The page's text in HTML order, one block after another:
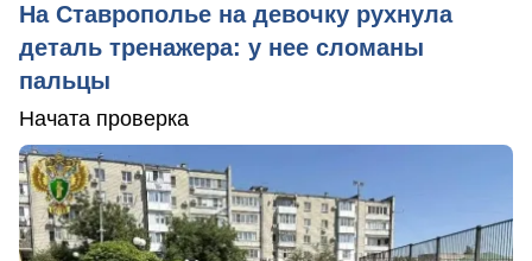
На Ставрополье на девочку рухнула
деталь тренажера: у нее сломаны
пальцы
Начата проверка